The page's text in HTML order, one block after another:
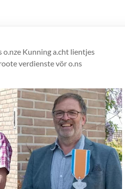
o.nze Kunning a.cht lientjes
verdienste vör o.ns